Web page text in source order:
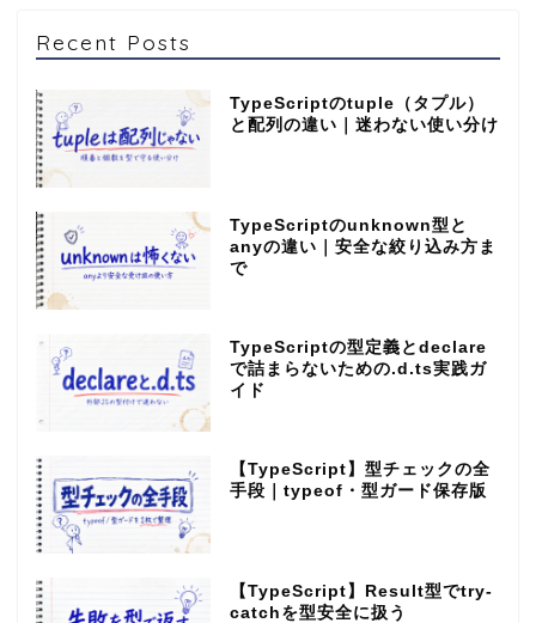
Recent Posts
TypeScriptのtuple（タプル）
と配列の違い｜迷わない使い分け
TypeScriptのunknown型と
anyの違い｜安全な絞り込み方ま
で
TypeScriptの型定義とdeclare
で詰まらないための.d.ts実践ガ
イド
【TypeScript】型チェックの全
手段｜typeof・型ガード保存版
【TypeScript】Result型でtry-
catchを型安全に扱う